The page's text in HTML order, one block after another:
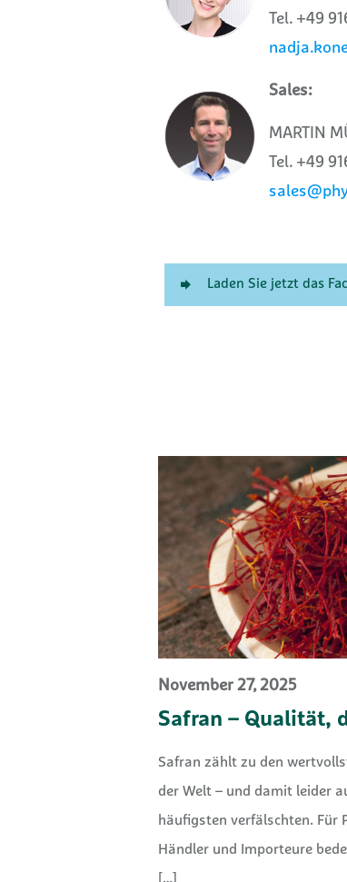
Tel. +49
Sales:
MARTIN
Tel. +49
Laden Sie jetzt das
November 27, 2025
Safran – Qualität,
Safran zählt zu den
der Welt – und damit leider
häufigsten verfälschten. Für
Händler und Importeure